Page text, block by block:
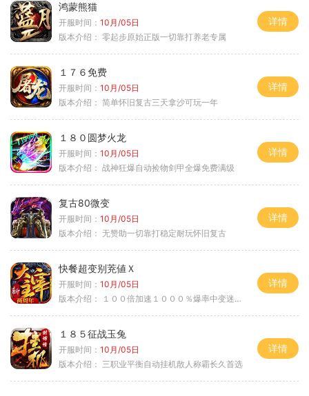
鸿蒙熊猫
开服时间： 10月/05日
版本介绍： 零起步原始正版一切靠打养老专属
详情
１７６免费
开服时间： 10月/05日
版本介绍： 简单怀旧复古三天拿沙可玩一年
详情
１８０圆梦火龙
开服时间： 10月/05日
版本介绍： 战神狂爆自动捡物剑甲全爆免费满级
详情
复古80微变
开服时间： 10月/05日
版本介绍： 无赞助一切靠打稳定耐玩怀旧复古
详情
快餐超变别茺値Ｘ
开服时间： 10月/05日
版本介绍：
１００倍加速１０００％爆率中变迷失单职
详情
１８５征战玉兔
开服时间： 10月/05日
版本介绍： 三职业平衡自动挂机散人称霸长久首选
详情